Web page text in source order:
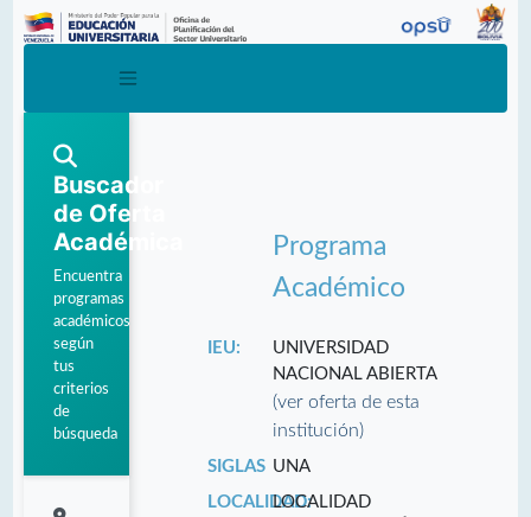
Buscador
de Oferta
Académica
Encuentra
programas
académicos
según
tus
criterios
de
búsqueda
Programa
Académico
IEU:
UNIVERSIDAD
NACIONAL ABIERTA
(ver oferta de esta
institución)
SIGLAS UNA
LOCALIDAD:LOCALIDAD